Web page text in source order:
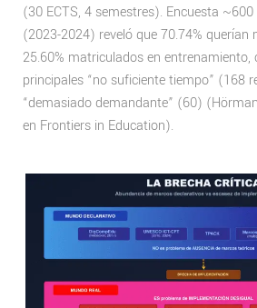
(30 ECTS, 4 semestres). Encuesta
(2023-2024) reveló que 70.74% querían
25.60% matriculados en entrenamiento,
principales “no suficiente tiempo” (168
“demasiado demandante” (60)
en Frontiers in Education).